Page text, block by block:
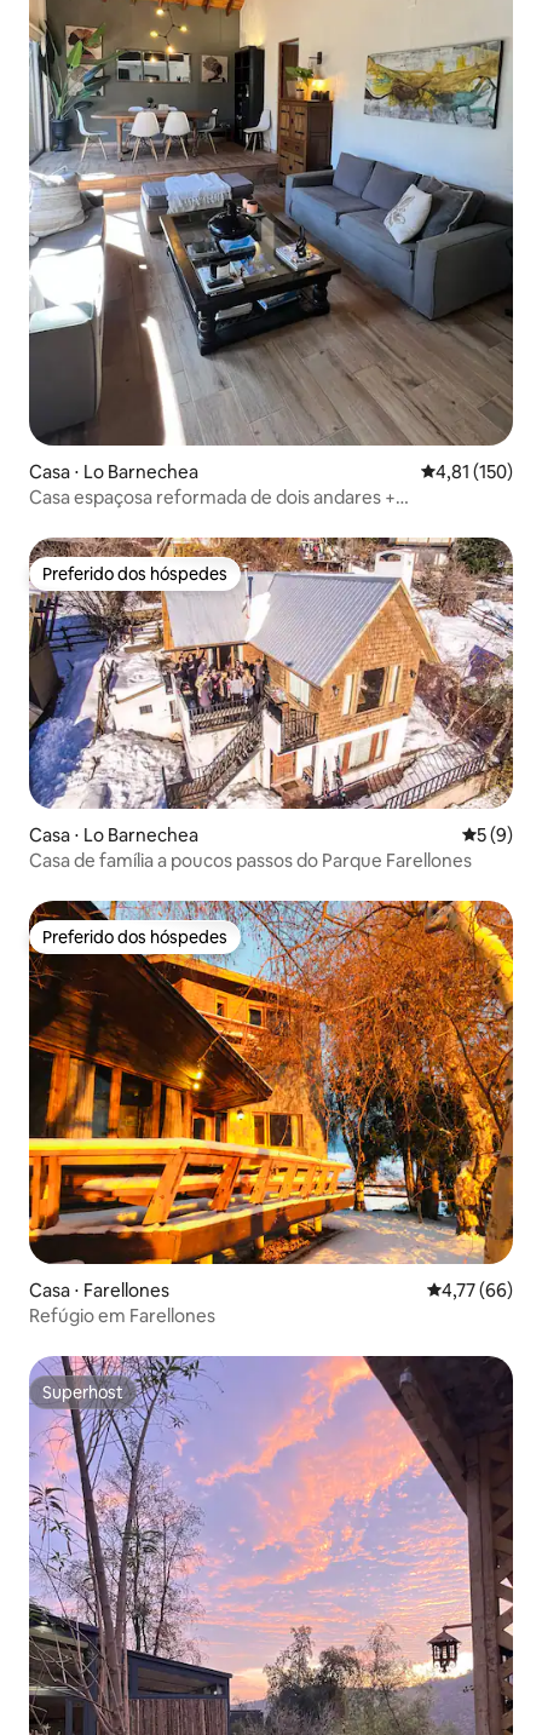
Casa ⋅ Lo Barnechea 4,81 de uma
4,81 (150)
Casa espaçosa reformada de dois andares +
Preferido dos hóspedes
Preferido dos hóspedes
Casa ⋅ Lo Barnechea 5 de
5 (9)
Casa de família a poucos passos do Parque Farellones
Preferido dos hóspedes
Preferido dos hóspedes
Casa ⋅ Farellones 4,77 de uma
4,77 (66)
Refúgio em Farellones
Superhost
Superhost